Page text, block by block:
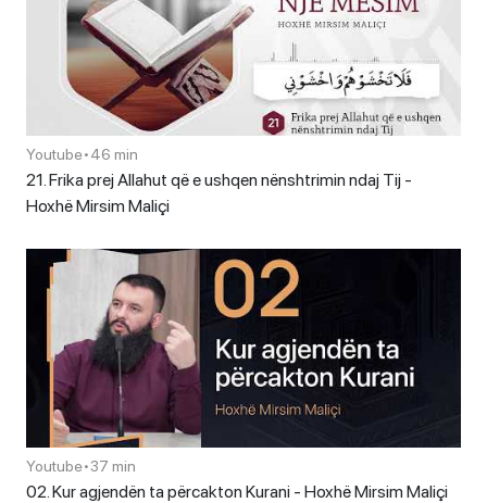
Youtube•46 min
21. Frika prej Allahut që e ushqen nënshtrimin ndaj Tij -
Hoxhë Mirsim Maliçi
Youtube•37 min
02. Kur agjendën ta përcakton Kurani - Hoxhë Mirsim Maliçi